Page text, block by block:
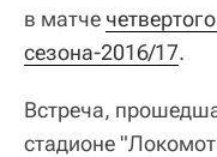
в матче
сезона-2016/17.
Встреча,
стадионе